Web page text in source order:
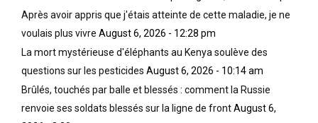
Après avoir appris que j'étais atteinte de cette maladie, je ne
voulais plus vivre August 6, 2026 - 12:28 pm
La mort mystérieuse d'éléphants au Kenya soulève des
questions sur les pesticides August 6, 2026 - 10:14 am
Brûlés, touchés par balle et blessés : comment la Russie
renvoie ses soldats blessés sur la ligne de frontAugust 6,